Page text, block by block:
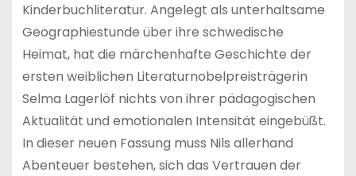
Kinderbuchliteratur. Angelegt als unterhaltsame
Geographiestunde über ihre schwedische
Heimat, hat die märchenhafte Geschichte der
ersten weiblichen Literaturnobelpreisträgerin
Selma Lagerlöf nichts von ihrer pädagogischen
Aktualität und emotionalen Intensität eingebüßt.
In dieser neuen Fassung muss Nils allerhand
Abenteuer bestehen, sich das Vertrauen der